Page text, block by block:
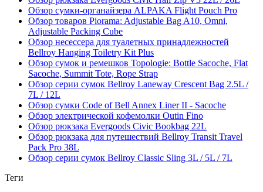
Обзор сумки-органайзера ALPAKA Flight Pouch Pro
Обзор товаров Piorama: Adjustable Bag A10, Omni,
Adjustable Packing Cube
Обзор несессера для туалетных принадлежностей
Bellroy Hanging Toiletry Kit Plus
Обзор сумок и ремешков Topologie: Bottle Sacoche, Flat
Sacoche, Summit Tote, Rope Strap
Обзор серии сумок Bellroy Laneway Crescent Bag 2.5L /
7L / 12L
Обзор сумки Code of Bell Annex Liner II - Sacoche
Обзор электрической кофемолки Outin Fino
Обзор рюкзака Evergoods Civic Bookbag 22L
Обзор рюкзака для путешествий Bellroy Transit Travel
Pack Pro 38L
Обзор серии сумок Bellroy Classic Sling 3L / 5L / 7L
Теги